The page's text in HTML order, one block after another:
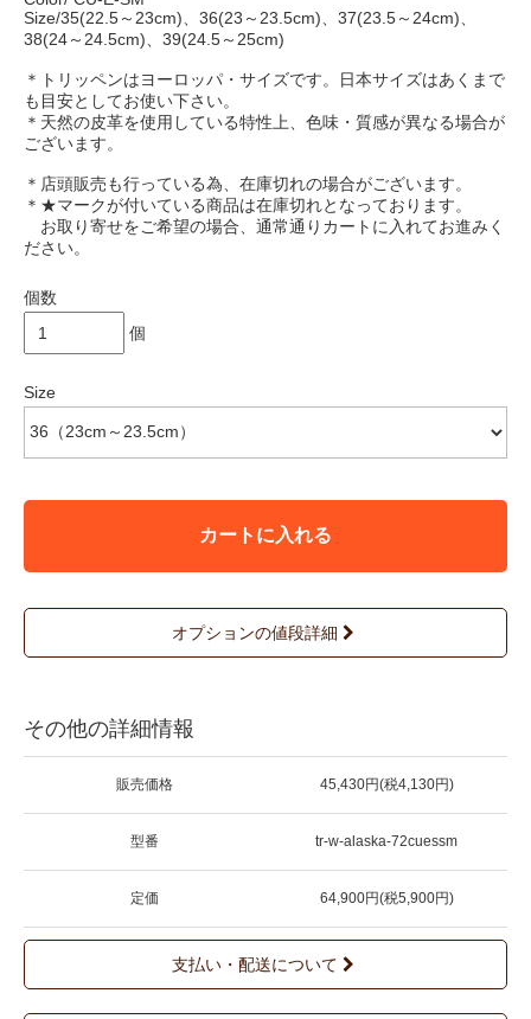
Size/35(22.5～23cm)、36(23～23.5cm)、37(23.5～24cm)、
38(24～24.5cm)、39(24.5～25cm)
＊トリッペンはヨーロッパ・サイズです。日本サイズはあくまで
も目安としてお使い下さい。
＊天然の皮革を使用している特性上、色味・質感が異なる場合が
ございます。
＊店頭販売も行っている為、在庫切れの場合がございます。
＊★マークが付いている商品は在庫切れとなっております。
お取り寄せをご希望の場合、通常通りカートに入れてお進みく
ださい。
個数
個
Size
カートに入れる
オプションの値段詳細
その他の詳細情報
販売価格 45,430円(税4,130円)
型番 tr-w-alaska-72cuessm
定価 64,900円(税5,900円)
支払い・配送について